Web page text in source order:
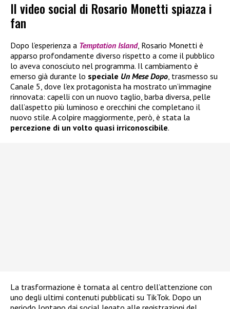
Il video social di Rosario Monetti spiazza i
fan
Dopo l’esperienza a Temptation Island, Rosario Monetti è
apparso profondamente diverso rispetto a come il pubblico
lo aveva conosciuto nel programma. Il cambiamento è
emerso già durante lo speciale Un Mese Dopo , trasmesso su
Canale 5, dove l’ex protagonista ha mostrato un’immagine
rinnovata: capelli con un nuovo taglio, barba diversa, pelle
dall’aspetto più luminoso e orecchini che completano il
nuovo stile. A colpire maggiormente, però, è stata la
percezione di un volto quasi irriconoscibile.
La trasformazione è tornata al centro dell’attenzione con
uno degli ultimi contenuti pubblicati su TikTok. Dopo un